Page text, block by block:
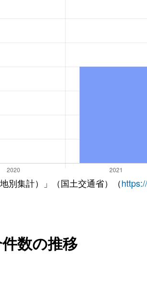
集計）」（国土交通省）（
数の推移